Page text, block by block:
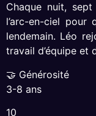
Chaque nuit,
l’arc-en-ciel pour
lendemain. Léo
travail d’équipe et
🤝 Générosité
3-8 ans
10